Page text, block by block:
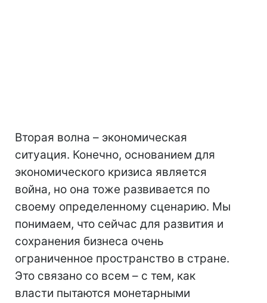
Вторая волна – экономическая
ситуация. Конечно, основанием для
экономического кризиса является
война, но она тоже развивается по
своему определенному сценарию. Мы
понимаем, что сейчас для развития и
сохранения бизнеса очень
ограниченное пространство в стране.
Это связано со всем – с тем, как
власти пытаются монетарными